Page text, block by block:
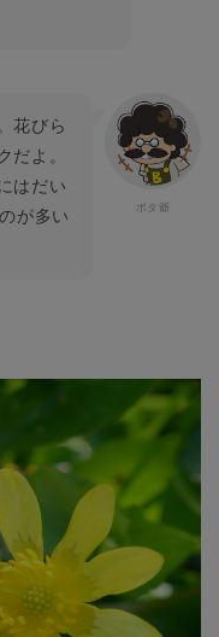
花びら
だよ。
はだい
が多い